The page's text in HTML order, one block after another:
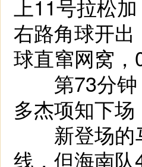
上11号拉松
右路角球开
球直窜网窝
第73分钟
多杰项知下
新登场的
线，但海南